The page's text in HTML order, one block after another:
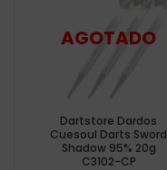
Dartstore Dardos
Cuesoul Darts Sword
Shadow 95% 20g
C3102-CP